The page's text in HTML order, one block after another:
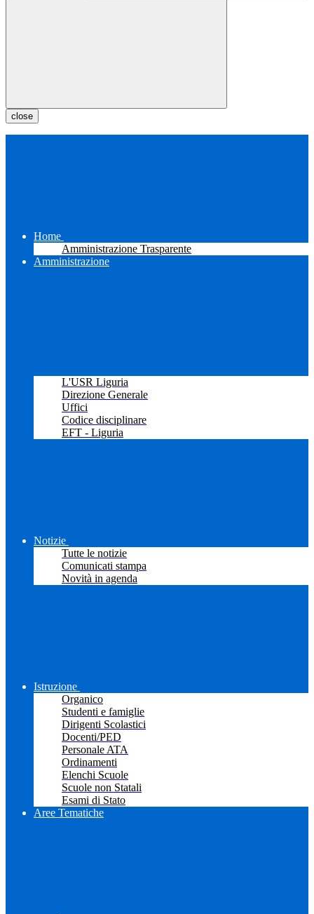
close
Home
Amministrazione Trasparente
Amministrazione
L'USR Liguria
Direzione Generale
Uffici
Codice disciplinare
EFT - Liguria
Notizie
Tutte le notizie
Comunicati stampa
Novità in agenda
Istruzione
Organico
Studenti e famiglie
Dirigenti Scolastici
Docenti/PED
Personale ATA
Ordinamenti
Elenchi Scuole
Scuole non Statali
Esami di Stato
Aree Tematiche